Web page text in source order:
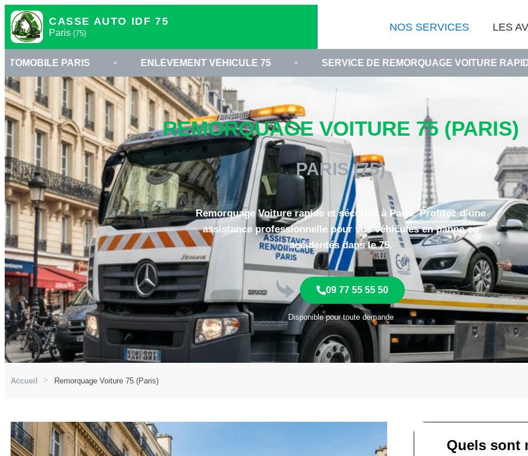
CASSE AUTO IDF 75
Paris (75)
NOS SERVICES LES
• ENLÈVEMENT VÉHICULE 75 • SERVICE DE REMORQUAGE VOITURE RAPIDE •
REMORQUAGE VOITURE 75 (PARIS)
PARIS (75)
Remorquage Voiture rapide et sécurisé à Paris. Profitez d’une
assistance professionnelle pour vos véhicules en panne ou
accidentés dans le 75.
09 77 55 55 50
Disponible pour toute demande
Accueil Remorquage Voiture 75 (Paris)
Quels sont